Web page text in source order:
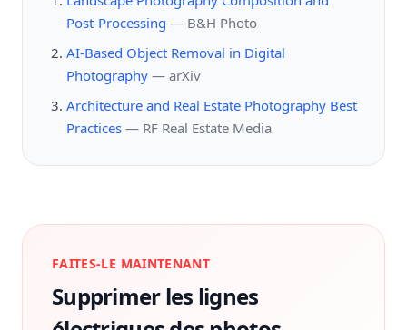
Post-Processing — B&H Photo
AI-Based Object Removal in Digital
Photography — arXiv
Architecture and Real Estate Photography Best
Practices — RF Real Estate Media
FAITES-LE MAINTENANT
Supprimer les lignes